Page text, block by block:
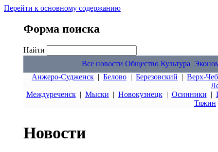
Перейти к основному содержанию
Форма поиска
Найти
Все новости Общество Культура
Анжеро-Судженск | Белово | Березовский | Верх-
Междуреченск| Мыски | Новокузнецк| Осинники |
Тяжин
Новости